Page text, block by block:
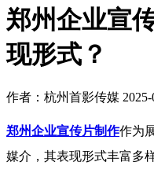
郑州企业宣
现形式？
作者：杭州首影传媒 2025-
郑州企业宣传片制作作为
媒介，其表现形式丰富多